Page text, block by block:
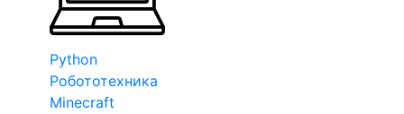
Python
Робототехника
Minecraft